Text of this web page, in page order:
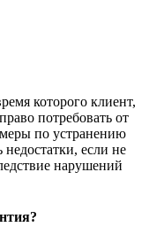
которого клиент,
потребовать от
по устранению
если не
нарушений